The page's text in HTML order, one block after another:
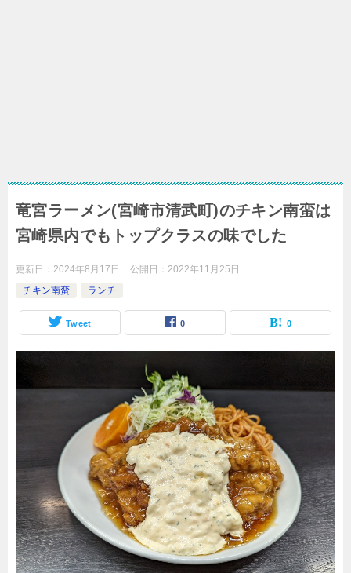
竜宮ラーメン(宮崎市清武町)のチキン南蛮は
宮崎県内でもトップクラスの味でした
更新日： 2024年8月17日 公開日： 2022年11月25日
チキン南蛮
ランチ
Tweet 0 0